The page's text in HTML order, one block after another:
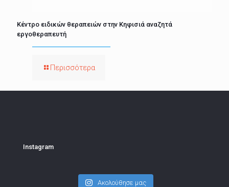
Κέντρο ειδικών θεραπειών στην Κηφισιά αναζητά
εργοθεραπευτή
Περισσότερα
Instagram
Ακολούθησε μας